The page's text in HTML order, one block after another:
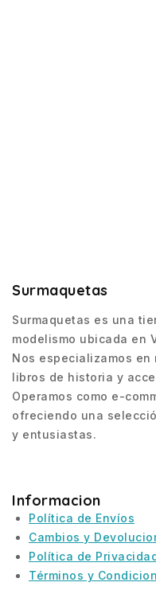
Surmaquetas
Surmaquetas es una
modelismo ubicada en
Nos especializamos en
libros de historia y
Operamos como e-
ofreciendo una
y entusiastas.
Informacion
Política de Envíos
Cambios y
Política de
Términos y